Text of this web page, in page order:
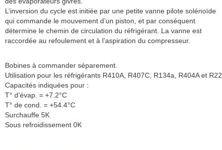
L’inversion du cycle est initiée par une petite vanne pilote solénoïde
qui commande le mouvement d’un piston, et par conséquent
détermine le chemin de circulation du réfrigérant. La vanne est
raccordée au refoulement et à l’aspiration du compresseur.
Bobines à commander séparement.
Utilisation pour les réfrigérants R410A, R407C, R134a, R404A et
Capacités indiquées pour :
T° d’évap. = +7.2°C
T° de cond. = +54.4°C
Surchauffe 5K
Sous refroidissement 0K